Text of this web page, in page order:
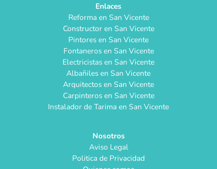
Enlaces
Reforma en San Vicente
Constructor en San Vicente
Pintores en San Vicente
Fontaneros en San Vicente
Electricistas en San Vicente
Albañiles en San Vicente
Arquitectos en San Vicente
Carpinteros en San Vicente
Instalador de Tarima en San Vicente
Nosotros
Aviso Legal
Politica de Privacidad